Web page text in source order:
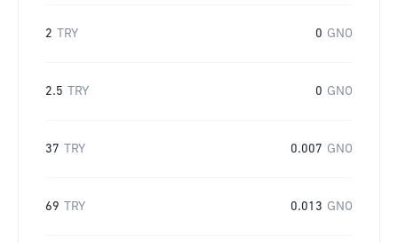
2 TRY 0 GNO
2.5 TRY 0 GNO
37 TRY 0.007 GNO
69 TRY 0.013 GNO